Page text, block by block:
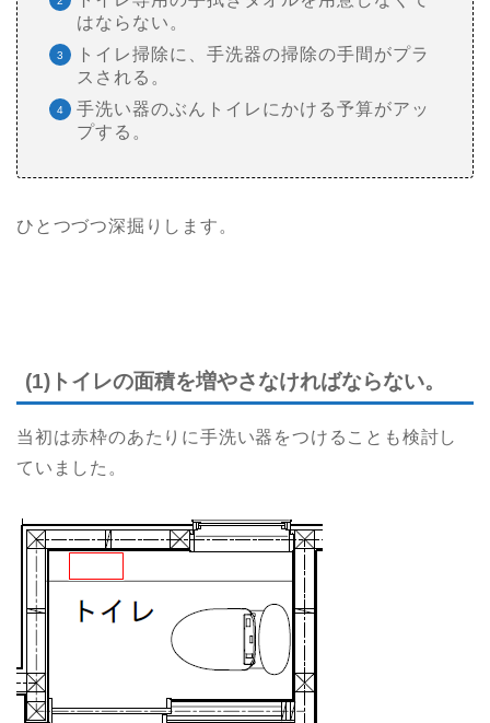
はならない。
トイレ掃除に、手洗器の掃除の手間がプラ
スされる。
手洗い器のぶんトイレにかける予算がアッ
プする。
ひとつづつ深掘りします。
(1)トイレの面積を増やさなければならない。
当初は赤枠のあたりに手洗い器をつけることも検討し
ていました。